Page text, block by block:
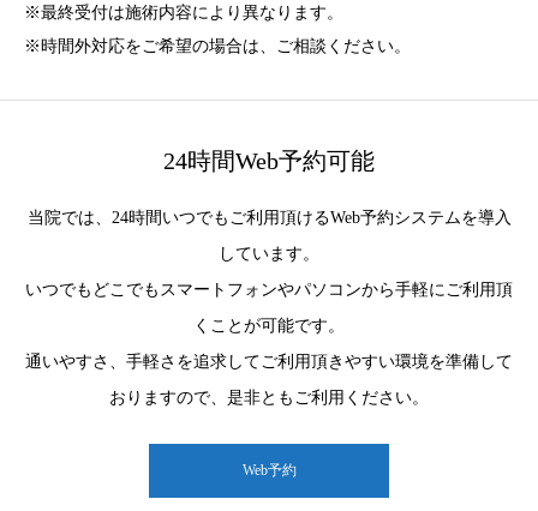
※最終受付は施術内容により異なります。
※時間外対応をご希望の場合は、ご相談ください。
24時間Web予約可能
当院では、24時間いつでもご利用頂けるWeb予約システムを導入
しています。
いつでもどこでもスマートフォンやパソコンから手軽にご利用頂
くことが可能です。
通いやすさ、手軽さを追求してご利用頂きやすい環境を準備して
おりますので、是非ともご利用ください。
Web予約